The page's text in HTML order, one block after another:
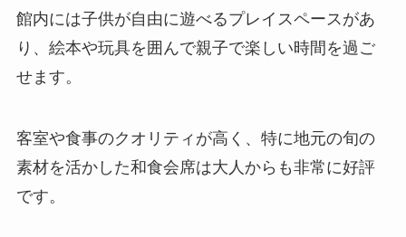
館内には子供が自由に遊べるプレイスペースがあ
り、絵本や玩具を囲んで親子で楽しい時間を過ご
せます。
客室や食事のクオリティが高く、特に地元の旬の
素材を活かした和食会席は大人からも非常に好評
です。